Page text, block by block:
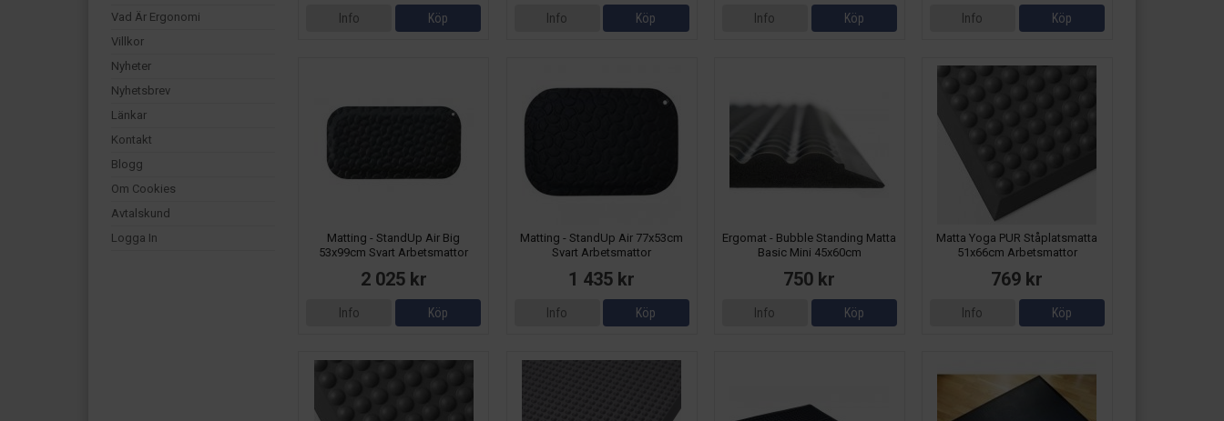
Vad Är Ergonomi
Villkor
Nyheter
Nyhetsbrev
Länkar
Kontakt
Blogg
Om Cookies
Avtalskund
Logga In
Info Köp Info Köp Info Köp Info Köp
Matting - StandUp Air Big
53x99cm Svart Arbetsmattor
2 025 kr
Info Köp
Matting - StandUp Air 77x53cm
Svart Arbetsmattor
1 435 kr
Info Köp
Ergomat - Bubble Standing Matta
Basic Mini 45x60cm
750 kr
Info Köp
Matta Yoga PUR Ståplatsmatta
51x66cm Arbetsmattor
769 kr
Info Köp